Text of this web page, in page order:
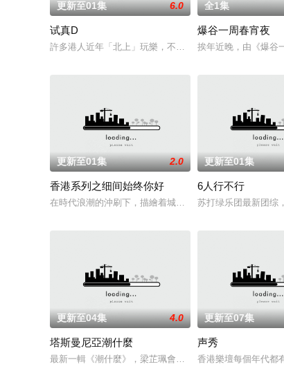
更新至01集 6.0
试真D
許多港人近年「北上」玩樂，不論食、買、玩、住，想必
全1集
爆谷一周春宵夜
挨年近晚，由《爆谷
更新至01集 2.0
香港系列之细间始终你好
在時代浪潮的沖刷下，描繪着城市縮影的本地小店越來越
更新至01集
6人行不行
苏打绿乐团最新团综
更新至04集 4.0
塔斯曼尼亞潮什麼
最新一輯《潮什麼》，梁芷珮會走進澳洲人心目中的世外
更新至07集
声秀
香港樂壇每個年代都